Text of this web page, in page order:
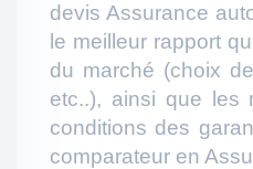
devis Assurance
le meilleur rapport
du marché (choix
etc..), ainsi que les
conditions des
comparateur en